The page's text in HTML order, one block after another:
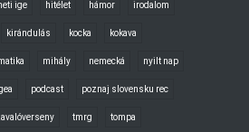
heti ige hitélet hámor irodalom
kirándulás kocka kokava
mihály nemecká nyilt nap
podcast poznaj slovensku rec
tmrg tompa